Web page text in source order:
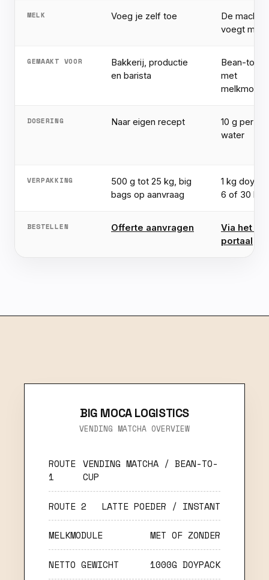
MELK Voeg je zelf toe
De machine
voegt
GEMAAKT VOOR
Bakkerij, productie
en barista
Bean-to-
met
DOSERING Naar eigen recept
10 g per
water
VERPAKKING
500 g tot 25 kg, big
bags op aanvraag
1 kg
6 of 30 kg)
BESTELLEN Offerte aanvragen
Via het
portaal
BIG MOCA LOGISTICS
VENDING MATCHA OVERVIEW
ROUTE
1
VENDING MATCHA / BEAN-TO-
CUP
ROUTE 2 LATTE POEDER / INSTANT
MELKMODULE MET OF ZONDER
NETTO GEWICHT 1000G DOYPACK